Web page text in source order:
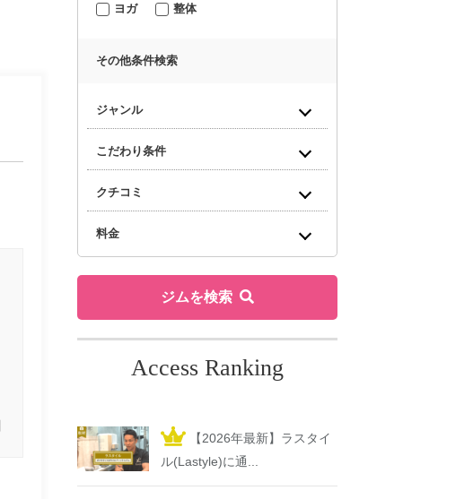
ヨガ
整体
その他条件検索
ジャンル
こだわり条件
クチコミ
料金
ジムを検索
Access Ranking
【2026年最新】ラスタイ
ル(Lastyle)に通...